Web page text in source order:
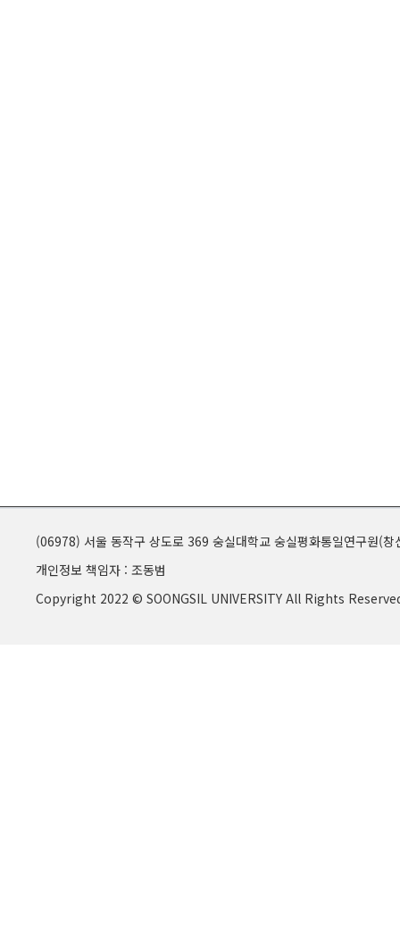
(06978) 서울 동작구 상도로 369 숭실대학교 숭실평화통일연구원(
개인정보 책임자 : 조동범
Copyright 2022 © SOONGSIL UNIVERSITY All Rights